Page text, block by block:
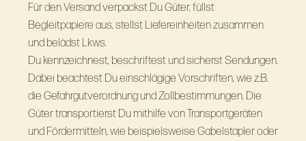
Für den Versand verpackst Du Güter, füllst
Begleitpapiere aus, stellst Liefereinheiten zusammen
und belädst Lkws.
Du kennzeichnest, beschriftest und sicherst Sendungen.
Dabei beachtest Du einschlägige Vorschriften, wie z.B.
die Gefahrgutverordnung und Zollbestimmungen. Die
Güter transportierst Du mithilfe von Transportgeräten
und Fördermitteln, wie beispielsweise Gabelstapler oder